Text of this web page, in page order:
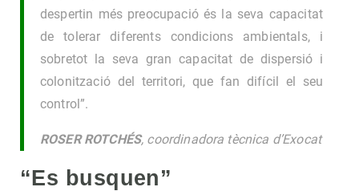
despertin més preocupació és la seva capacitat
de tolerar diferents condicions ambientals, i
sobretot la seva gran capacitat de dispersió i
colonització del territori, que fan difícil el seu
control”.
ROSER ROTCHÉS, coordinadora tècnica d’Exocat
“Es busquen”